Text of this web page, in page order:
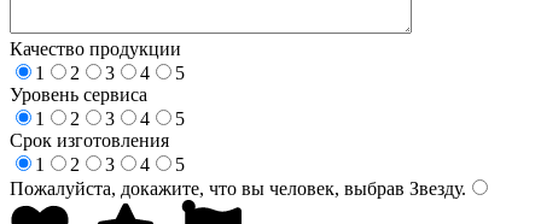
Качество продукции
1
2 3 4
5
Уровень сервиса
1
2 3 4
5
Срок изготовления
1
2 3 4
5
Пожалуйста, докажите, что вы человек, выбрав Звезду.